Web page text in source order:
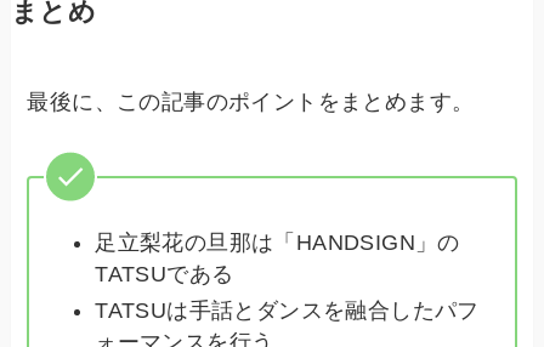
まとめ
最後に、この記事のポイントをまとめます。
足立梨花の旦那は「HANDSIGN」の
TATSUである
TATSUは手話とダンスを融合したパフ